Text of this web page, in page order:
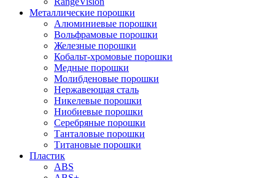
Металлические порошки
Алюминиевые порошки
Вольфрамовые порошки
Железные порошки
Кобальт-хромовые порошки
Медные порошки
Молибденовые порошки
Нержавеющая сталь
Никелевые порошки
Ниобиевые порошки
Серебряные порошки
Танталовые порошки
Титановые порошки
Пластик
ABS